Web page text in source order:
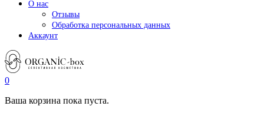
О нас
Отзывы
Обработка персональных данных
Аккаунт
0
Ваша корзина пока пуста.